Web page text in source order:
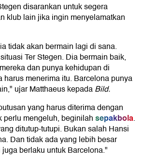
disarankan untuk segera
klub lain jika ingin menyelamatkan
tidak akan bermain lagi di sana.
Ter Stegen. Dia bermain baik,
dan punya kehidupan di
harus menerima itu. Barcelona punya
ujar Matthaeus kepadaBild.
yang harus diterima dengan
perlu mengeluh, beginilahsepakbola.
ditutup-tutupi. Bukan salah Hansi
Dan tidak ada yang lebih besar
berlaku untuk Barcelona."